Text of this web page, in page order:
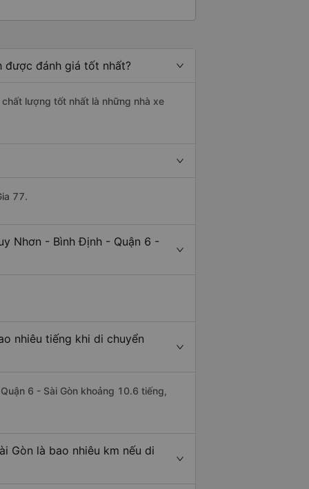
được đánh giá tốt nhất?
lượng tốt nhất là những nhà xe
77.
Nhơn - Bình Định - Quận 6 -
nhiêu tiếng khi di chuyển
6 - Sài Gòn khoảng 10.6 tiếng,
Gòn là bao nhiêu km nếu di